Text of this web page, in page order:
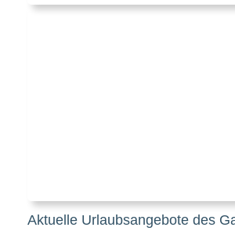
Aktuelle Urlaubsangebote des